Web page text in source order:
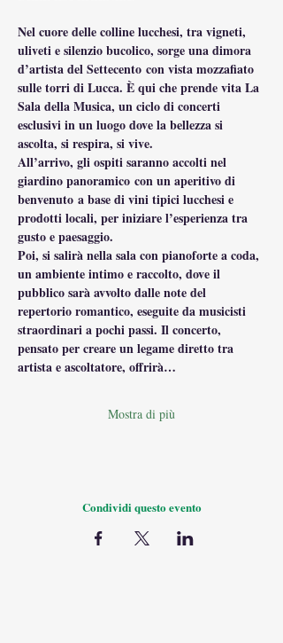
Nel cuore delle colline lucchesi, tra vigneti,
uliveti e silenzio bucolico, sorge una dimora
d’artista del Settecento con vista mozzafiato
sulle torri di Lucca. È qui che prende vita La
Sala della Musica, un ciclo di concerti
esclusivi in un luogo dove la bellezza si
ascolta, si respira, si vive.
All’arrivo, gli ospiti saranno accolti nel
giardino panoramico con un aperitivo di
benvenuto a base di vini tipici lucchesi e
prodotti locali, per iniziare l’esperienza tra
gusto e paesaggio.
Poi, si salirà nella sala con pianoforte a coda,
un ambiente intimo e raccolto, dove il
pubblico sarà avvolto dalle note del
repertorio romantico, eseguite da musicisti
straordinari a pochi passi. Il concerto,
pensato per creare un legame diretto tra
artista e ascoltatore, offrirà…
Mostra di più
Condividi questo evento